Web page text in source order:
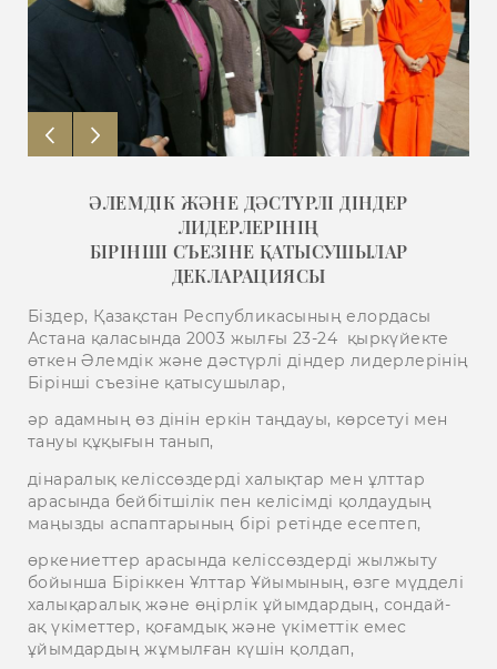
ӘЛЕМДІК ЖӘНЕ ДӘСТҮРЛІ ДІНДЕР
ЛИДЕРЛЕРІНІҢ
БІРІНШІ СЪЕЗІНЕ ҚАТЫСУШЫЛАР
ДЕКЛАРАЦИЯСЫ
Біздер, Қазақстан Республикасының елордасы
Астана қаласында 2003 жылғы 23-24 қыркүйекте
өткен Әлемдік және дәстүрлі діндер лидерлерінің
Бірінші съезіне қатысушылар,
әр адамның өз дінін еркін таңдауы, көрсетуі мен
тануы құқығын танып,
дінаралық келіссөздерді халықтар мен ұлттар
арасында бейбітшілік пен келісімді қолдаудың
маңызды аспаптарының бірі ретінде есептеп,
өркениеттер арасында келіссөздерді жылжыту
бойынша Біріккен Ұлттар Ұйымының, өзге мүдделі
халықаралық және өңірлік ұйымдардың, сондай-
ақ үкіметтер, қоғамдық және үкіметтік емес
ұйымдардың жұмылған күшін қолдап,